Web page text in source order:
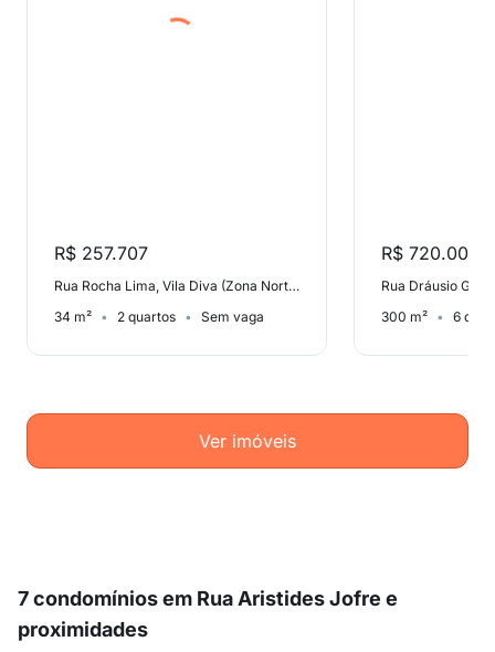
R$ 257.707
Rua Rocha Lima, Vila Diva (Zona Norte)
34 m²
2 quartos Sem vaga
R$ 720.000
300 m² 6
Ver imóveis
7 condomínios em Rua Aristides Jofre e
proximidades